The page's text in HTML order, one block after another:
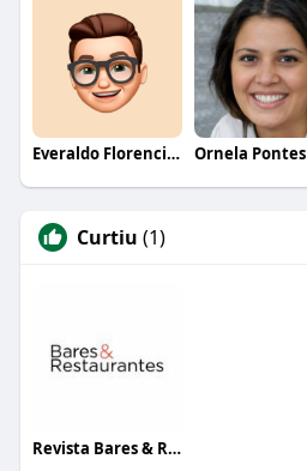
Everaldo Florencio De Melo Ornela Pontes
Curtiu (1)
Revista Bares & Restaurantes